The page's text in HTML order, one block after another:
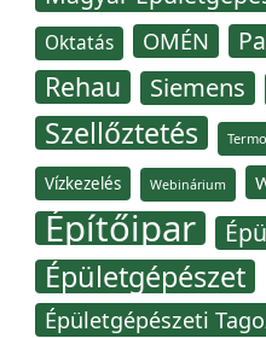
Oktatás OMÉN
Rehau Siemens
Szellőztetés
Vízkezelés Webinárium
Építőipar
Épületgépészet
Épületgépészeti